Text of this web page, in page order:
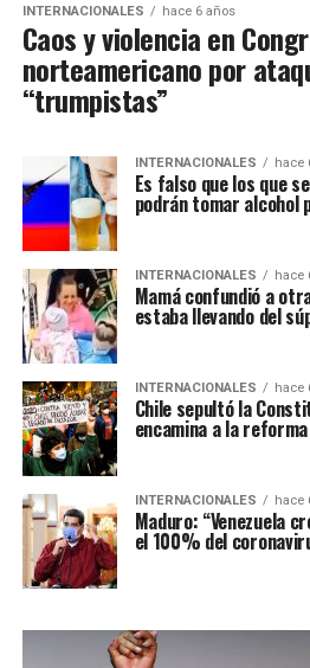
INTERNACIONALES hace 6 años
Caos y violencia en
norteamericano por
“trumpistas”
INTERNACIONALES hace
Es falso que los que
podrán tomar alcohol
INTERNACIONALES hace
Mamá confundió a
estaba llevando del
INTERNACIONALES hace
Chile sepultó la
encamina a la reforma
INTERNACIONALES hace
Maduro: “Venezuela
el 100% del